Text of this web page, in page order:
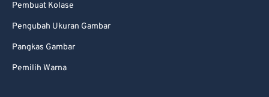
Pembuat Kolase
Pengubah Ukuran Gambar
Pangkas Gambar
Pemilih Warna